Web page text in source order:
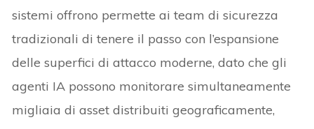
sistemi offrono permette ai team di sicurezza
tradizionali di tenere il passo con l’espansione
delle superfici di attacco moderne, dato che gli
agenti IA possono monitorare simultaneamente
migliaia di asset distribuiti geograficamente,